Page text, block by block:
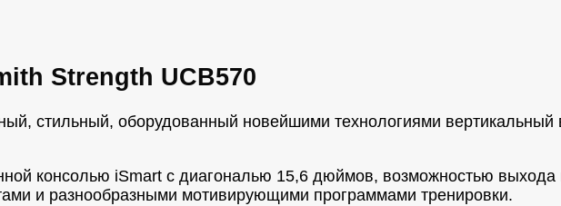
Strength UCB570
стильный, оборудованный новейшими технологиями
консолью iSmart с диагональю 15,6 дюймов, возможностью
и разнообразными мотивирующими программами тренировки.